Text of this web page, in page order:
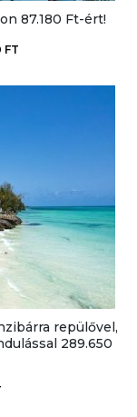
87.180 Ft-ért!
FT
repülővel,
289.650